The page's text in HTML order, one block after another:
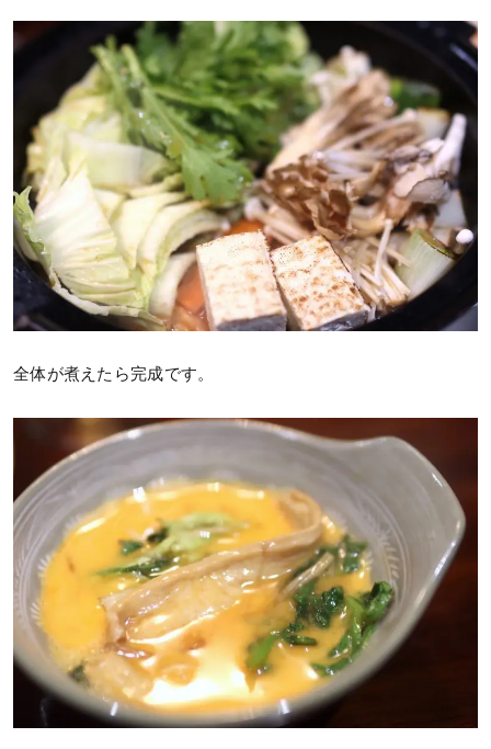
全体が煮えたら完成です。